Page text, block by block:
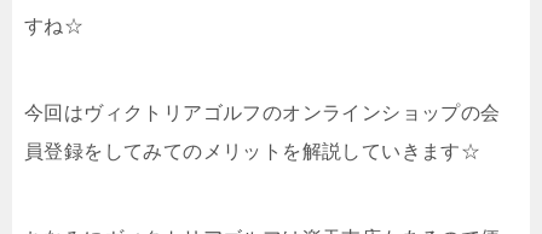
すね☆
今回はヴィクトリアゴルフのオンラインショップの会
員登録をしてみてのメリットを解説していきます☆